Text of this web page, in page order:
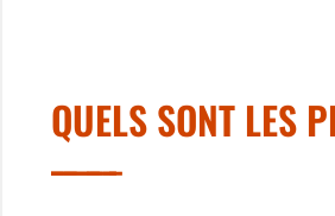
QUELS SONT LES